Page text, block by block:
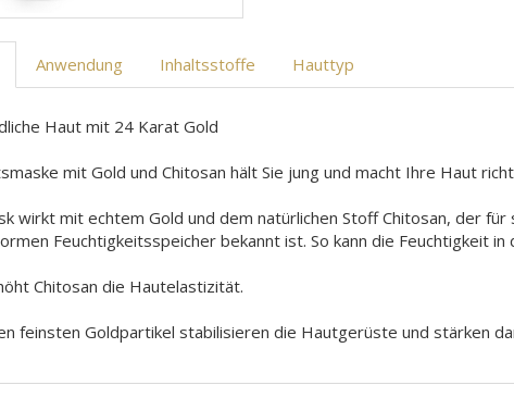
Anwendung Inhaltsstoffe Hauttyp
Haut mit 24 Karat Gold
mit Gold und Chitosan hält Sie jung und macht Ihre Haut
wirkt mit echtem Gold und dem natürlichen Stoff Chitosan, der
Feuchtigkeitsspeicher bekannt ist. So kann die Feuchtigkeit
Chitosan die Hautelastizität.
feinsten Goldpartikel stabilisieren die Hautgerüste und stärken